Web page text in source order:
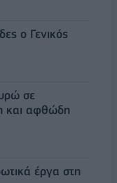
ο Γενικός
σε
και αφθώδη
έργα στη